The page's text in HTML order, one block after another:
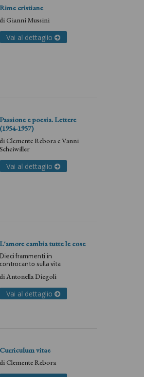
Rime cristiane
diGianni Mussini
Vai al dettaglio
Passione e poesia. Lettere
(1954-1957)
diClemente ReboraeVanni
Scheiwiller
Vai al dettaglio
L'amore cambia tutte le cose
Dieci frammenti in
controcanto sulla vita
diAntonella Diegoli
Vai al dettaglio
Curriculum vitae
diClemente Rebora